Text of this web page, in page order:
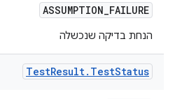
ASSUMPTION_FAILURE
הנחת בדיקה שנכשלה
TestResult. TestStatus